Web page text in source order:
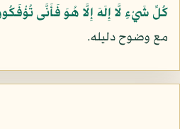
كُلِّ شَيْءٍ لَّا إِلَهَ إِلَّا هُوَ فَأَنَّى
مع وضوح دليله.